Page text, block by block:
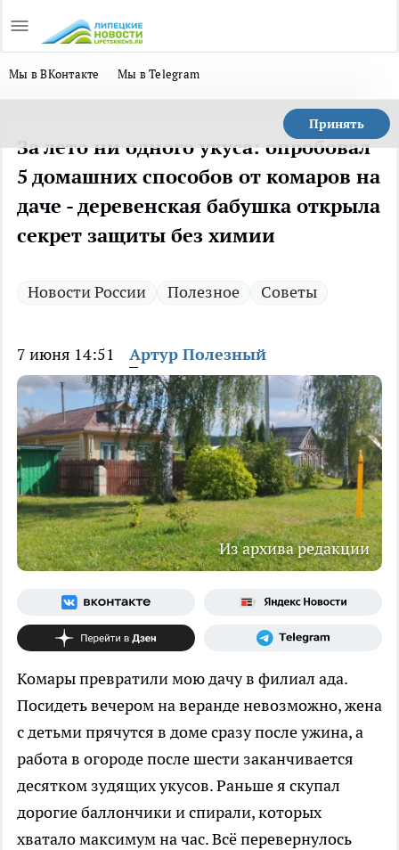
Мы в ВКонтакте Мы в Telegram
Принять
За лето ни одного укуса: опробовал
5 домашних способов от комаров на
даче - деревенская бабушка открыла
секрет защиты без химии
Новости России Полезное Советы
7 июня 14:51 Артур Полезный
Из архива редакции
Комары превратили мою дачу в филиал ада.
Посидеть вечером на веранде невозможно, жена
с детьми прячутся в доме сразу после ужина, а
работа в огороде после шести заканчивается
десятком зудящих укусов. Раньше я скупал
дорогие баллончики и спирали, которых
хватало максимум на час. Всё перевернулось